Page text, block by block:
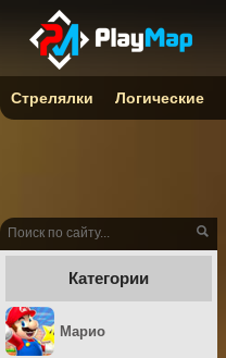
Категории
Марио
Стрелялки Логические